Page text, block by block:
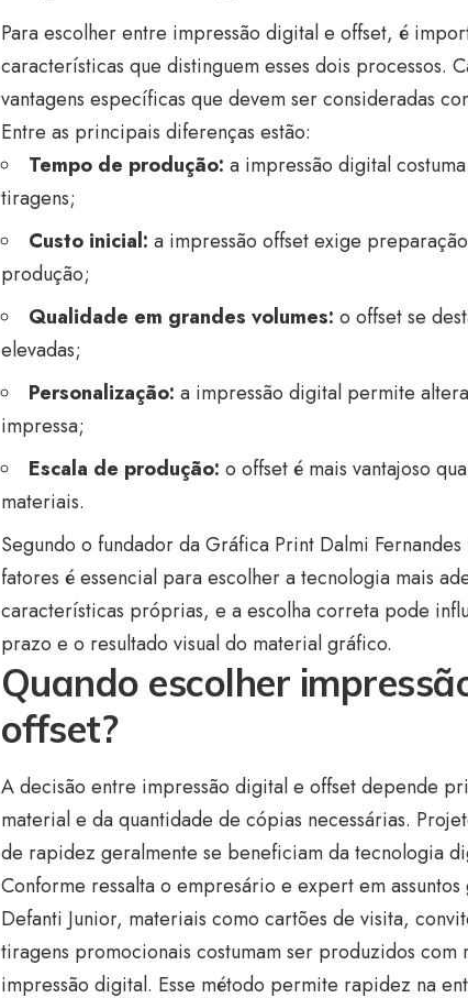
Para escolher entre impressão digital e offset, é
características que distinguem esses dois processos.
vantagens específicas que devem ser consideradas
Entre as principais diferenças estão:
Tempo de produção: a impressão digital
tiragens;
Custo inicial: a impressão offset exige
produção;
Qualidade em grandes volumes: o offset se
elevadas;
Personalização: a impressão digital permite
impressa;
Escala de produção: o offset é mais vantajoso
materiais.
Segundo o fundador da Gráfica Print Dalmi Fernandes
fatores é essencial para escolher a tecnologia mais
características próprias, e a escolha correta pode
prazo e o resultado visual do material gráfico.
Quando escolher
offset?
A decisão entre impressão digital e offset depende
material e da quantidade de cópias necessárias.
de rapidez geralmente se beneficiam da tecnologia
Conforme ressalta o empresário e expert em
Defanti Junior, materiais como cartões de visita,
tiragens promocionais costumam ser produzidos
impressão digital. Esse método permite rapidez na